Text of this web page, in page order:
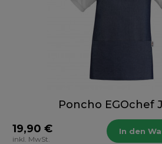
Poncho EGOchef
19,90 €
inkl. MwSt.
In den